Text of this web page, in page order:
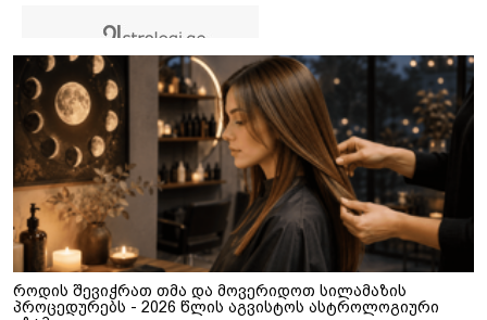
როდის შევიჭრათ თმა და მოვერიდოთ სილამაზის
პროცედურებს - 2026 წლის აგვისტოს ასტროლოგიური